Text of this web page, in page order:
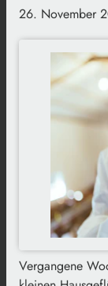
26. November
Vergangene